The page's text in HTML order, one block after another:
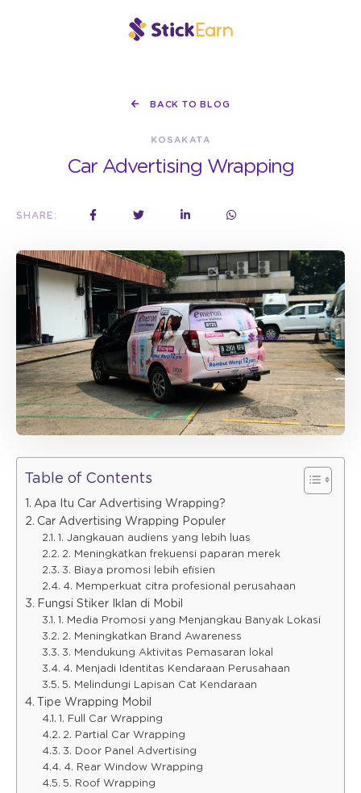
BACK TO BLOG
KOSAKATA
Car Advertising Wrapping
SHARE:
Table of Contents
Apa Itu Car Advertising Wrapping?
Car Advertising Wrapping Populer
1. Jangkauan audiens yang lebih luas
2. Meningkatkan frekuensi paparan merek
3. Biaya promosi lebih efisien
4. Memperkuat citra profesional perusahaan
Fungsi Stiker Iklan di Mobil
1. Media Promosi yang Menjangkau Banyak Lokasi
2. Meningkatkan Brand Awareness
3. Mendukung Aktivitas Pemasaran lokal
4. Menjadi Identitas Kendaraan Perusahaan
5. Melindungi Lapisan Cat Kendaraan
Tipe Wrapping Mobil
1. Full Car Wrapping
2. Partial Car Wrapping
3. Door Panel Advertising
4. Rear Window Wrapping
5. Roof Wrapping